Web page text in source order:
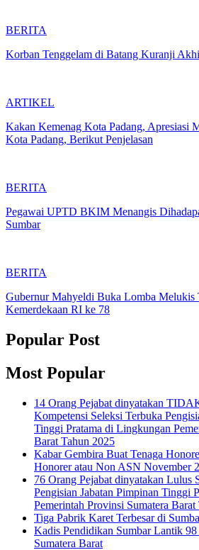
BERITA
Korban Tenggelam di Batang Kuranji
ARTIKEL
Kakan Kemenag Kota Padang,
Kota Padang, Berikut Penjelasan
BERITA
Pegawai UPTD BKIM Menangis
Sumbar
BERITA
Gubernur Mahyeldi Buka Lomba Melukis
Kemerdekaan RI ke 78
Popular Post
Most Popular
14 Orang Pejabat dinyatakan
Kompetensi Seleksi Terbuka
Tinggi Pratama di Lingkungan
Barat Tahun 2025
Kabar Gembira Buat Tenaga
Honorer atau Non ASN November
76 Orang Pejabat dinyatakan Lulus
Pengisian Jabatan Pimpinan Tinggi
Pemerintah Provinsi Sumatera
Tiga Pabrik Karet Terbesar di
Kadis Pendidikan Sumbar Lantik
Sumatera Barat